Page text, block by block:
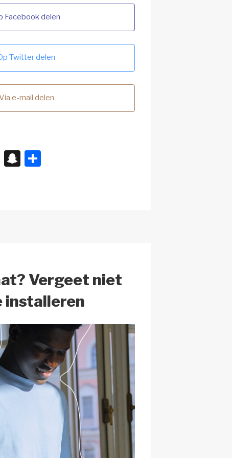
Facebook delen
Twitter delen
e-mail delen
X
S
Vergeet niet
installeren